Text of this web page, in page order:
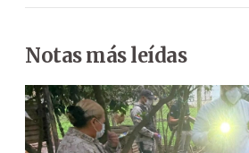
Notas más leídas